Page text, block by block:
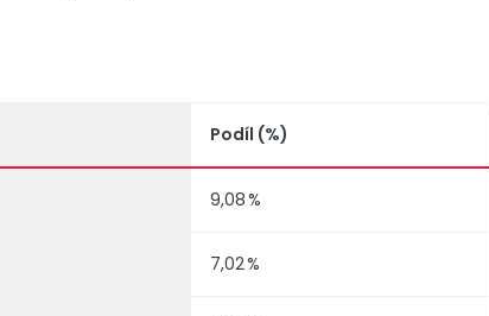
Podíl (%)
9,08 %
7,02 %